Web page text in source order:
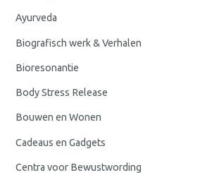
Ayurveda
Biografisch werk & Verhalen
Bioresonantie
Body Stress Release
Bouwen en Wonen
Cadeaus en Gadgets
Centra voor Bewustwording